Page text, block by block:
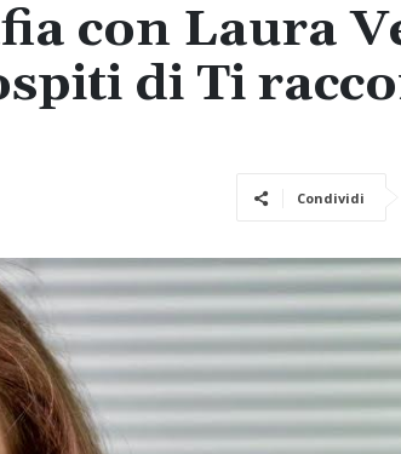
con Laura
di Ti
Condividi